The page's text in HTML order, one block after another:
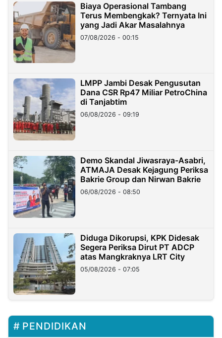
Biaya Operasional Tambang
Terus Membengkak? Ternyata Ini
yang Jadi Akar Masalahnya
07/08/2026 - 00:15
LMPP Jambi Desak Pengusutan
Dana CSR Rp47 Miliar PetroChina
di Tanjabtim
06/08/2026 - 09:19
Demo Skandal Jiwasraya-Asabri,
ATMAJA Desak Kejagung Periksa
Bakrie Group dan Nirwan Bakrie
06/08/2026 - 08:50
Diduga Dikorupsi, KPK Didesak
Segera Periksa Dirut PT ADCP
atas Mangkraknya LRT City
05/08/2026 - 07:05
PENDIDIKAN